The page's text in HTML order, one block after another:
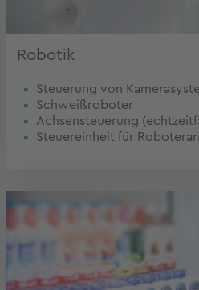
Robotik
Steuerung von
Schweißroboter
Achsensteuerung
Steuereinheit für